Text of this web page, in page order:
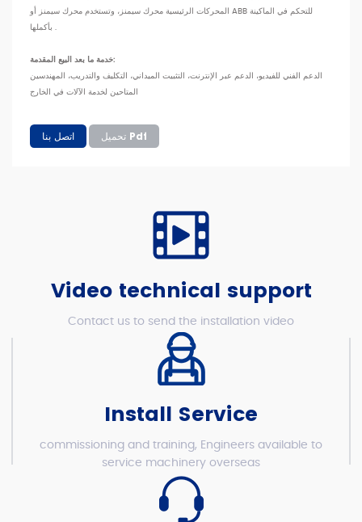
المحركات الرئيسية محرك سيمنز، وتستخدم محرك سيمنز أو ABB للتحكم في الماكينة
خدمة ما بعد البيع المقدمة:
الدعم الفني للفيديو، الدعم عبر الإنترنت، التثبيت الميداني، التكليف والتدريب، المهندسين
المتاحين لخدمة الآلات في الخارج
اتصل بنا تحميل Pdf
Video technical support
Contact us to send the installation video
Install Service
commissioning and training, Engineers available to
service machinery overseas